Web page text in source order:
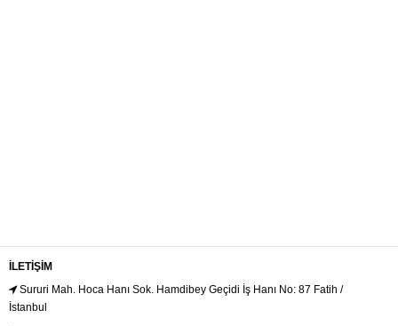
İLETIŞIM
Sururi Mah. Hoca Hanı Sok. Hamdibey Geçidi İş Hanı No: 87 Fatih /
İstanbul